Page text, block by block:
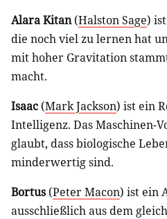
Alara Kitan(Halston Sage)
die noch viel zu lernen hat
mit hoher Gravitation
macht.
Isaac (Mark Jackson) ist ein
Intelligenz. Das Maschinen-
glaubt, dass biologische
minderwertig sind.
Bortus(Peter Macon) ist ein
ausschließlich aus dem